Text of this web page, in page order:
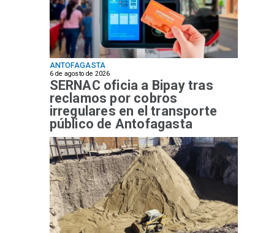
ANTOFAGASTA
6 de agosto de 2026
SERNAC oficia a Bipay tras
reclamos por cobros
irregulares en el transporte
público de Antofagasta